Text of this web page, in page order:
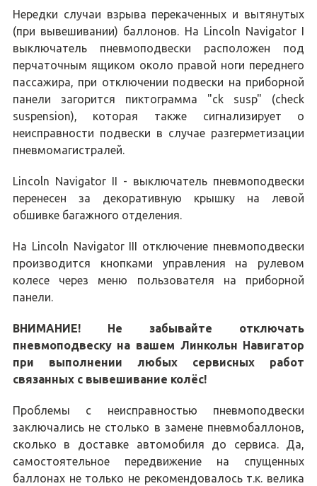
Нередки случаи взрыва перекаченных и вытянутых
(при вывешивании) баллонов. На Lincoln Navigator I
выключатель пневмоподвески расположен под
перчаточным ящиком около правой ноги переднего
пассажира, при отключении подвески на приборной
панели загорится пиктограмма "ck susp" (check
suspension), которая также сигнализирует о
неисправности подвески в случае разгерметизации
пневмомагистралей.
Lincoln Navigator II - выключатель пневмоподвески
перенесен за декоративную крышку на левой
обшивке багажного отделения.
На Lincoln Navigator III отключение пневмоподвески
производится кнопками управления на рулевом
колесе через меню пользователя на приборной
панели.
ВНИМАНИЕ! Не забывайте отключать
пневмоподвеску на вашем Линкольн Навигатор
при выполнении любых сервисных работ
связанных с вывешивание колёс!
Проблемы с неисправностью пневмоподвески
заключались не столько в замене пневмобаллонов,
сколько в доставке автомобиля до сервиса. Да,
самостоятельное передвижение на спущенных
баллонах не только не рекомендовалось т.к. велика